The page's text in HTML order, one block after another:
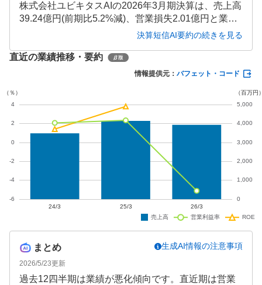
株式会社ユビキタスAIの2026年3月期決算は、売上高
39.24億円(前期比5.2%減)、営業損失2.01億円と業績
が悪化しました。のれんの減損損失計上や構造改革
18億円となりました。次期も損失計上を見込んでお
り、収益性の改善が課題となっています。
決算短信AI要約の続きを見る
直近の業績推移・要約
情報提供元： バフェット・コード
まとめ
2026/5/23更新
生成AI情報の注意事項
過去12四半期は業績が悪化傾向です。直近期は営業